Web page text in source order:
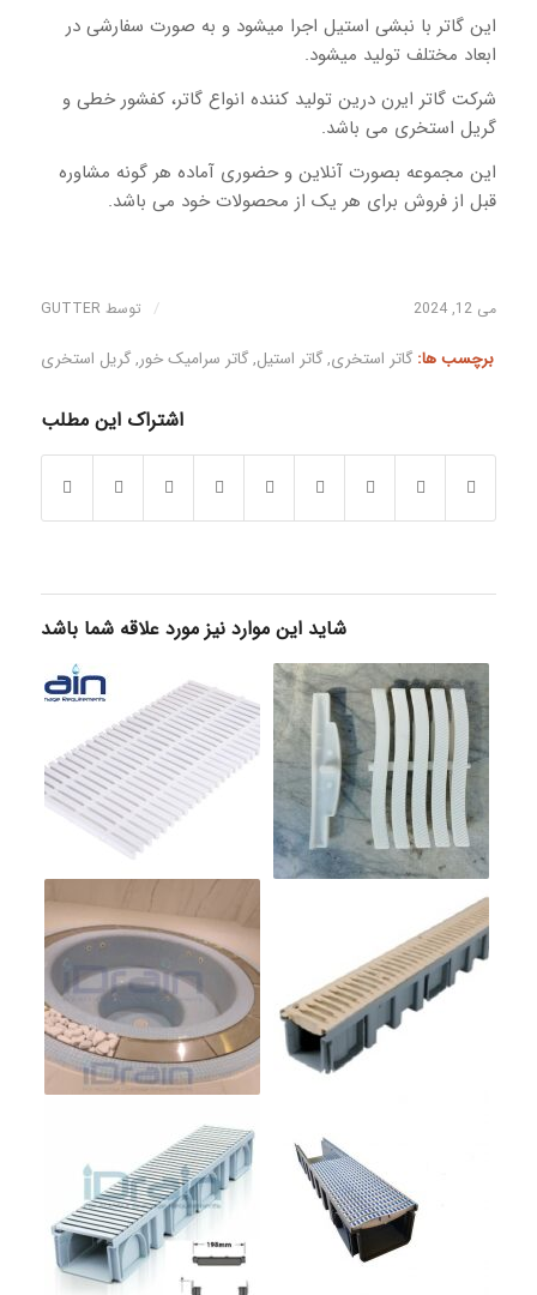
این گاتر با نبشی استیل اجرا میشود و به صورت سفارشی در
ابعاد مختلف تولید میشود.
شرکت گاتر ایرن درین تولید کننده انواع گاتر، کفشور خطی و
گریل استخری می باشد.
این مجموعه بصورت آنلاین و حضوری آماده هر گونه مشاوره
قبل از فروش برای هر یک از محصولات خود می باشد.
می 12, 2024 / توسط GUTTER
برچسب ها: گاتر استخری,گاتر استیل,گاتر سرامیک خور,گریل استخری
اشتراک این مطلب
شاید این موارد نیز مورد علاقه شما باشد